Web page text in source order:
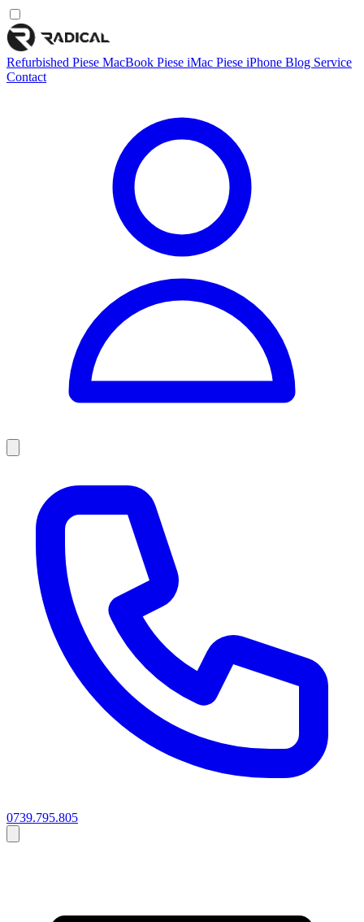
Refurbished Piese MacBook Piese iMac Piese iPhone Blog Service
Contact
0739.795.805